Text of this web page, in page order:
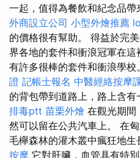
一起，值得為餐飲和紀念品帶
外商設立公司 小型外燴推薦
的價格很有幫助。 得益於完
界各地的套件和衝浪冠軍在這
有許多很棒的套件和衝浪學校
證 記帳士報名 中醫經絡按摩
的背包帶到道路上，路上含有
排毒ptt 苗栗外燴 在觀光期間
然可以留在公共汽車上。 在
毛櫸森林的灌木叢中瘋狂地生
按摩 它對肝臟，血管具有特